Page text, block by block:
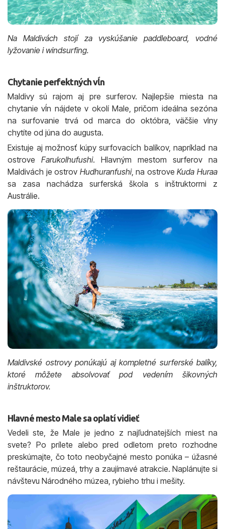
Na Maldivách stojí za vyskúšanie paddleboard, vodné
lyžovanie i windsurfing.
Chytanie perfektných vĺn
Maldivy sú rajom aj pre surferov. Najlepšie miesta na
chytanie vĺn nájdete v okolí Male, pričom ideálna sezóna
na surfovanie trvá od marca do októbra, väčšie vlny
chytíte od júna do augusta.
Existuje aj možnosť kúpy surfovacích balíkov, napríklad na
ostrove Farukolhufushi. Hlavným mestom surferov na
Maldivách je ostrov Hudhuranfushi, na ostroveKuda Huraa
sa zasa nachádza surferská škola s inštruktormi z
Austrálie.
Maldivské ostrovy ponúkajú aj kompletné surferské balíky,
ktoré môžete absolvovať pod vedením šikovných
inštruktorov.
Hlavné mesto Male sa oplatí vidieť
Vedeli ste, že Male je jedno z najľudnatejších miest na
svete? Po prílete alebo pred odletom preto rozhodne
preskúmajte, čo toto neobyčajné mesto ponúka – úžasné
reštaurácie, múzeá, trhy a zaujímavé atrakcie. Naplánujte si
návštevu Národného múzea, rybieho trhu i mešity.